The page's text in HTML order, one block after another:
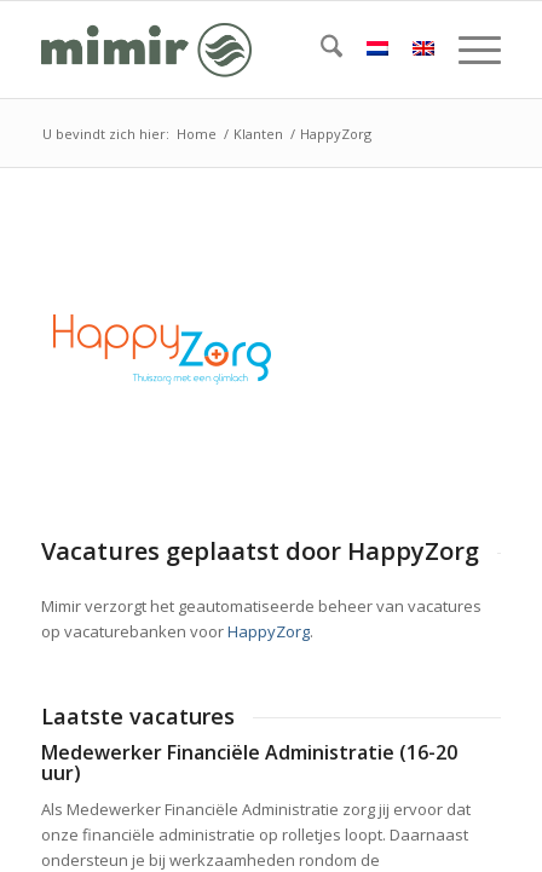
U bevindt zich hier: Home / Klanten / HappyZorg
Vacatures geplaatst door HappyZorg
Mimir verzorgt het geautomatiseerde beheer van vacatures
op vacaturebanken voorHappyZorg.
Laatste vacatures
Medewerker Financiële Administratie (16-20
uur)
Als Medewerker Financiële Administratie zorg jij ervoor dat
onze financiële administratie op rolletjes loopt. Daarnaast
ondersteun je bij werkzaamheden rondom de